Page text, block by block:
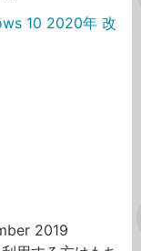
10 2020年 改
2019